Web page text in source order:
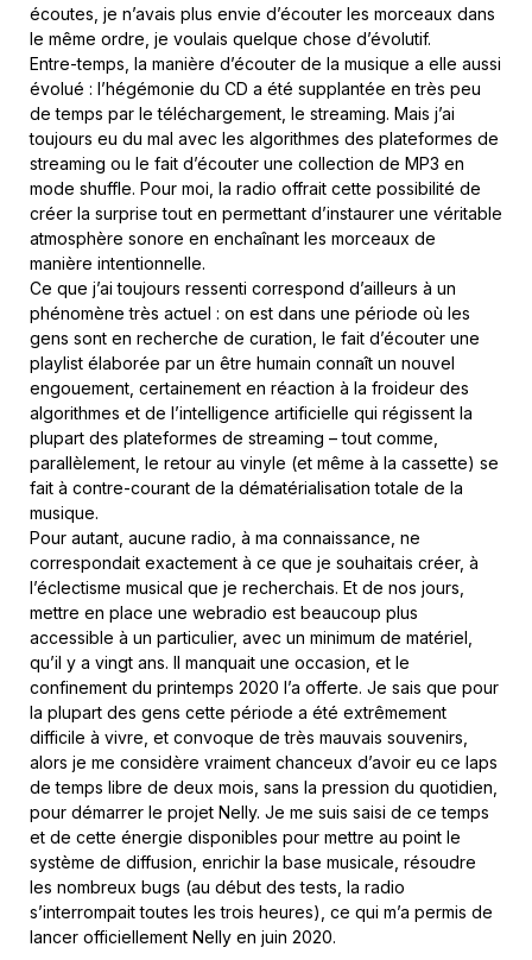
écoutes, je n’avais plus envie d’écouter les morceaux dans
le même ordre, je voulais quelque chose d’évolutif.
Entre-temps, la manière d’écouter de la musique a elle aussi
évolué : l’hégémonie du CD a été supplantée en très peu
de temps par le téléchargement, le streaming. Mais j’ai
toujours eu du mal avec les algorithmes des plateformes de
streaming ou le fait d’écouter une collection de MP3 en
mode shuffle. Pour moi, la radio offrait cette possibilité de
créer la surprise tout en permettant d’instaurer une véritable
atmosphère sonore en enchaînant les morceaux de
manière intentionnelle.
Ce que j’ai toujours ressenti correspond d’ailleurs à un
phénomène très actuel : on est dans une période où les
gens sont en recherche de curation, le fait d’écouter une
playlist élaborée par un être humain connaît un nouvel
engouement, certainement en réaction à la froideur des
algorithmes et de l’intelligence artificielle qui régissent la
plupart des plateformes de streaming – tout comme,
parallèlement, le retour au vinyle (et même à la cassette) se
fait à contre-courant de la dématérialisation totale de la
musique.
Pour autant, aucune radio, à ma connaissance, ne
correspondait exactement à ce que je souhaitais créer, à
l’éclectisme musical que je recherchais. Et de nos jours,
mettre en place une webradio est beaucoup plus
accessible à un particulier, avec un minimum de matériel,
qu’il y a vingt ans. Il manquait une occasion, et le
confinement du printemps 2020 l’a offerte. Je sais que pour
la plupart des gens cette période a été extrêmement
difficile à vivre, et convoque de très mauvais souvenirs,
alors je me considère vraiment chanceux d’avoir eu ce laps
de temps libre de deux mois, sans la pression du quotidien,
pour démarrer le projet Nelly. Je me suis saisi de ce temps
et de cette énergie disponibles pour mettre au point le
système de diffusion, enrichir la base musicale, résoudre
les nombreux bugs (au début des tests, la radio
s’interrompait toutes les trois heures), ce qui m’a permis de
lancer officiellement Nelly en juin 2020.